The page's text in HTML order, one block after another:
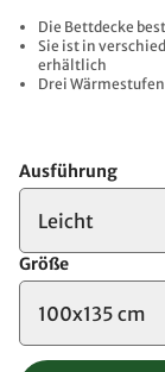
Die Bettdecke
Sie ist in
erhältlich
Drei
Ausführung
Leicht
Größe
100x135 cm